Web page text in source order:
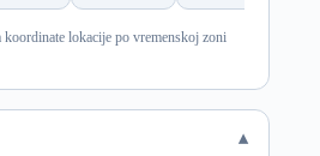
koordinate lokacije po vremenskoj zoni